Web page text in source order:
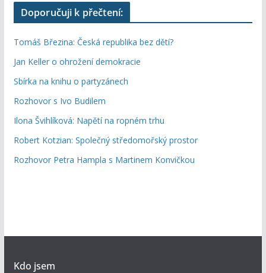
Doporučuji k přečtení:
Tomáš Březina: Česká republika bez dětí?
Jan Keller o ohrožení demokracie
Sbírka na knihu o partyzánech
Rozhovor s Ivo Budilem
Ilona Švihlíková: Napětí na ropném trhu
Robert Kotzian: Společný středomořský prostor
Rozhovor Petra Hampla s Martinem Konvičkou
Kdo jsem